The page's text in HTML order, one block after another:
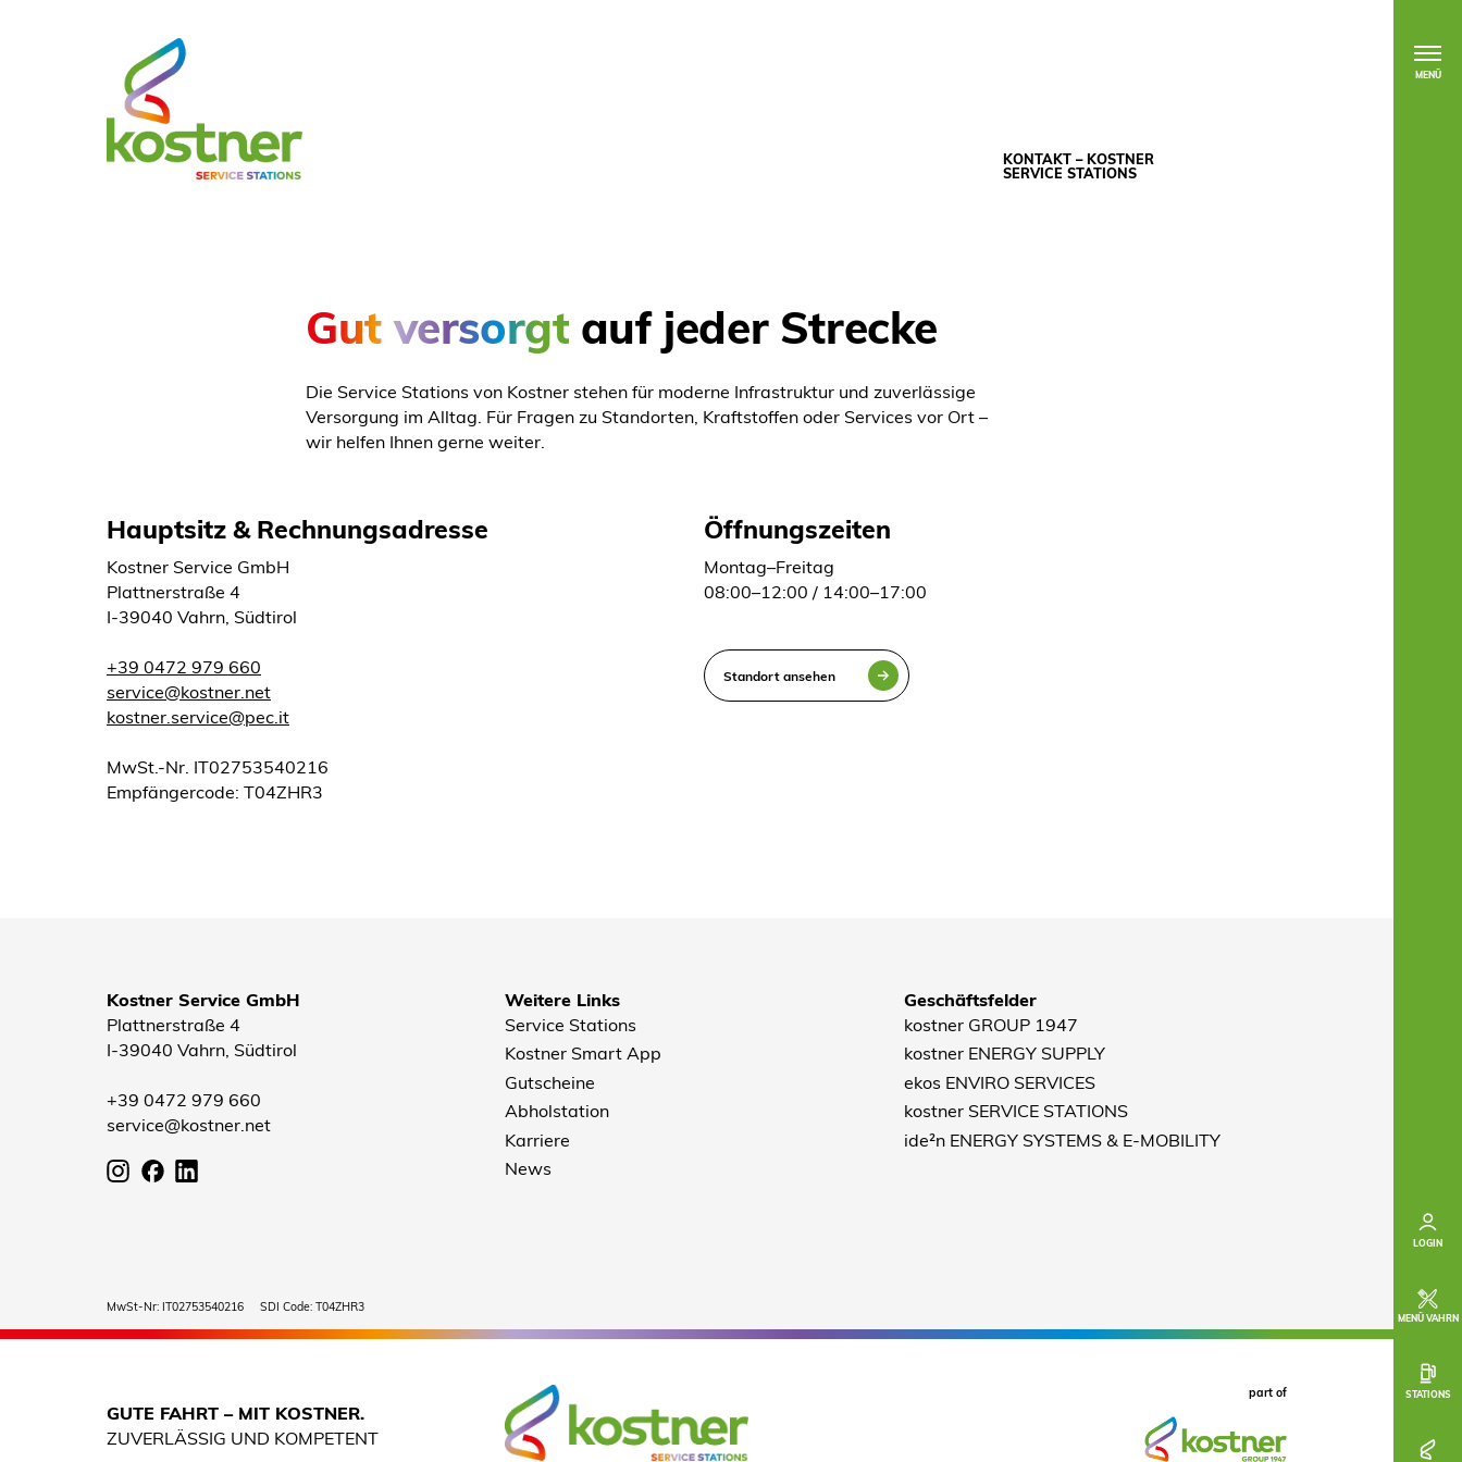
MENÜ
LOGIN
MENÜ VAHRN
STATIONS
KONTAKT – KOSTNER
SERVICE STATIONS
Gut versorgt auf jeder Strecke
Die Service Stations von Kostner stehen für moderne Infrastruktur und zuverlässige
Versorgung im Alltag. Für Fragen zu Standorten, Kraftstoffen oder Services vor Ort –
wir helfen Ihnen gerne weiter.
Hauptsitz & Rechnungsadresse
Kostner Service GmbH
Plattnerstraße 4
I-39040 Vahrn, Südtirol
+39 0472 979 660
service@kostner.net
kostner.service@pec.it
MwSt.-Nr. IT02753540216
Empfängercode: T04ZHR3
Öffnungszeiten
Montag–Freitag
08:00–12:00 / 14:00–17:00
Standort ansehen
Kostner Service GmbH
Plattnerstraße 4
I-39040 Vahrn, Südtirol
+39 0472 979 660
service@kostner.net
Weitere Links
Service Stations
Kostner Smart App
Gutscheine
Abholstation
Karriere
News
Geschäftsfelder
kostner GROUP 1947
kostner ENERGY SUPPLY
ekos ENVIRO SERVICES
kostner SERVICE STATIONS
ide²n ENERGY SYSTEMS & E-MOBILITY
MwSt-Nr: IT02753540216 SDI Code: T04ZHR3
GUTE FAHRT – MIT KOSTNER.
ZUVERLÄSSIG UND KOMPETENT
part of